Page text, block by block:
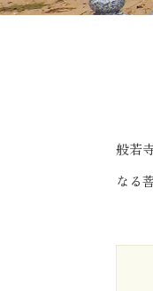
般若
なる